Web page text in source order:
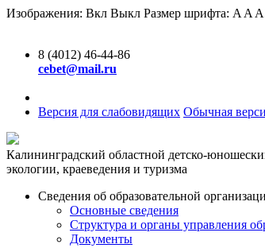
Изображения: Вкл Выкл Размер шрифта: A A A
8 (4012) 46-44-86
cebet@mail.ru
Версия для слабовидящих Обычная
Калининградский областной детско-
экологии, краеведения и туризма
Сведения об образовательной
Основные сведения
Структура и органы управления
Документы